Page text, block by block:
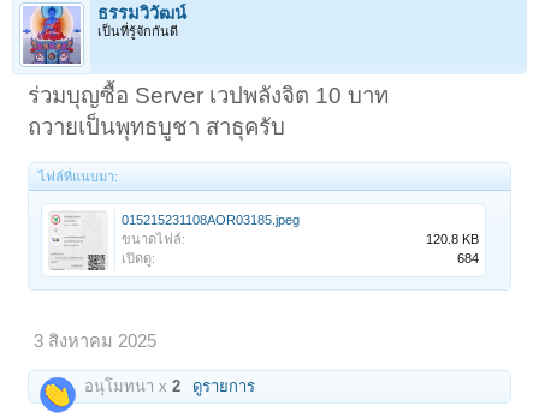
ธรรมวิวัฒน์
เป็นที่รู้จักกันดี
ร่วมบุญซื้อ Server เวปพลังจิต 10 บาท
ถวายเป็นพุทธบูชา สาธุครับ
ไฟล์ที่แนบมา:
015215231108AOR03185.jpeg
ขนาดไฟล์:
120.8 KB
เปิดดู:
684
3 สิงหาคม 2025
อนุโมทนา x2 ดูรายการ